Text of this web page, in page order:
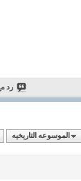
رد
الموسوعه التاريخيه